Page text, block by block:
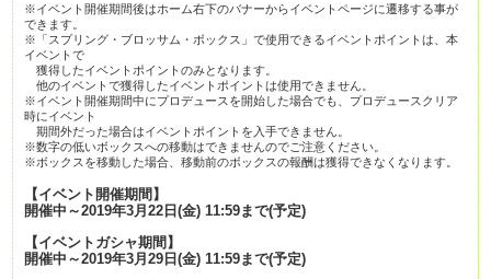
※イベント開催期間後はホーム右下のバナーからイベントページに遷移する事が
できます。
※「スプリング・ブロッサム・ボックス」で使用できるイベントポイントは、本
イベントで
獲得したイベントポイントのみとなります。
他のイベントで獲得したイベントポイントは使用できません。
※イベント開催期間中にプロデュースを開始した場合でも、プロデュースクリア
時にイベント
期間外だった場合はイベントポイントを入手できません。
※数字の低いボックスへの移動はできませんのでご注意ください。
※ボックスを移動した場合、移動前のボックスの報酬は獲得できなくなります。
【イベント開催期間】
開催中～2019年3月22日(金) 11:59まで(予定)
【イベントガシャ期間】
開催中～2019年3月29日(金) 11:59まで(予定)